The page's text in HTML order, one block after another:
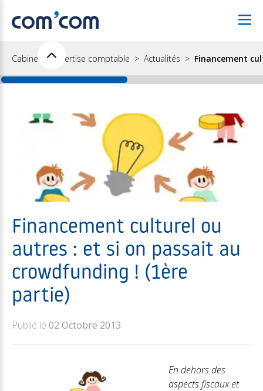
Cabinet d'expertise comptable Actualités Financement
Financement culturel ou
autres : et si on passait au
crowdfunding ! (1ère
partie)
Publié le 02 Octobre 2013
En dehors des
aspects fiscaux et